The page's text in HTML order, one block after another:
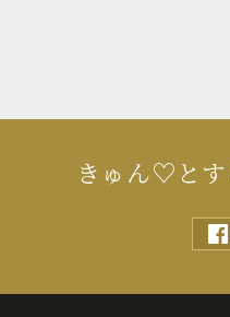
きゅん♡とす